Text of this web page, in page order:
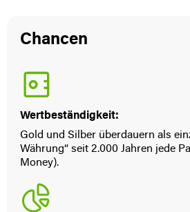
Chancen
Wertbeständigkeit:
Gold und Silber über­dauern als
Währung“ seit 2.000 Jahren jede
Money).